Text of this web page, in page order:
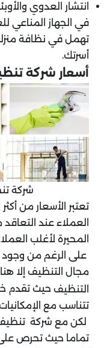
انتشار العدوي
في الجهاز المناعي
تهمل في نظافة
أسرتك.
أسعار شركة
شركة
تعتبر الأسعار من
العملاء عند
المحيرة لأغلب
على الرغم من وجود
مجال التنظيف إلا
التنظيف حيث تقدم
تتناسب مع
لكن مع شركة
تماما حيث تحرص